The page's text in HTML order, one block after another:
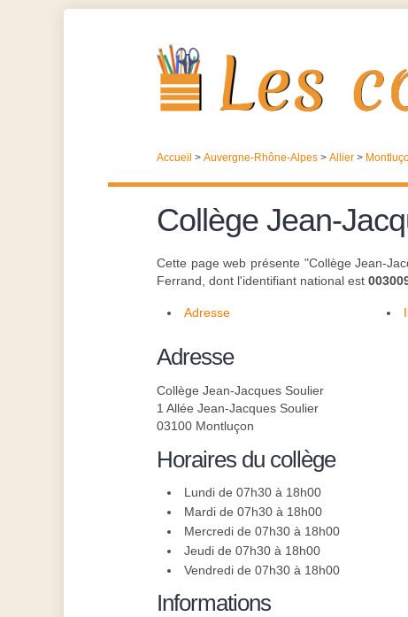
Accueil > Auvergne-Rhône-Alpes > Allier >
Collège Jean-
Cette page web présente "Collège Jean-
Ferrand, dont l'identifiant national est
Adresse
Adresse
Collège Jean-Jacques Soulier
1 Allée Jean-Jacques Soulier
03100 Montluçon
Horaires du collège
Lundi de 07h30 à 18h00
Mardi de 07h30 à 18h00
Mercredi de 07h30 à 18h00
Jeudi de 07h30 à 18h00
Vendredi de 07h30 à 18h00
Informations